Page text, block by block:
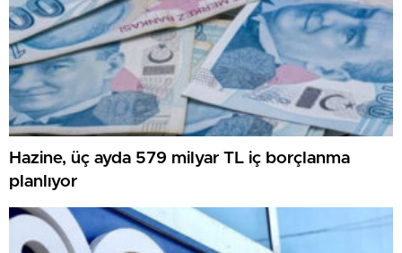
Hazine, üç ayda 579 milyar TL iç borçlanma
planlıyor